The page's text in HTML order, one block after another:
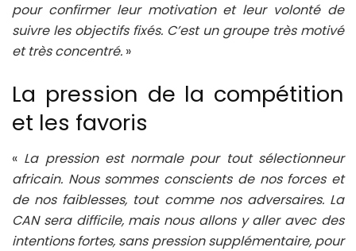
pour confirmer leur motivation et leur volonté de
suivre les objectifs fixés. C’est un groupe très motivé
et très concentré. »
La pression de la compétition
et les favoris
« La pression est normale pour tout sélectionneur
africain. Nous sommes conscients de nos forces et
de nos faiblesses, tout comme nos adversaires. La
CAN sera difficile, mais nous allons y aller avec des
intentions fortes, sans pression supplémentaire, pour